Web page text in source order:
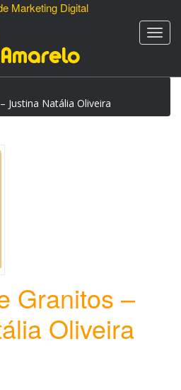
Marketing Digital
Justina Natália Oliveira
Granitos –
Oliveira